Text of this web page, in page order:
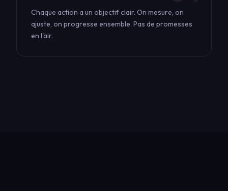
Chaque action a un objectif clair. On mesure, on
ajuste, on progresse ensemble. Pas de promesses
en l'air.